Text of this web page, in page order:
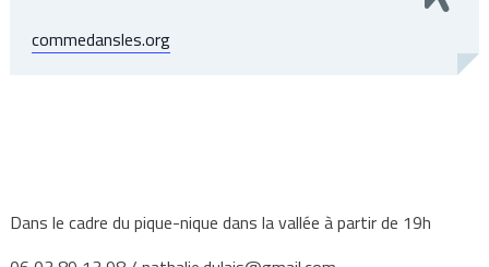
commedansles.org
Dans le cadre du pique-nique dans la vallée à partir de 19h